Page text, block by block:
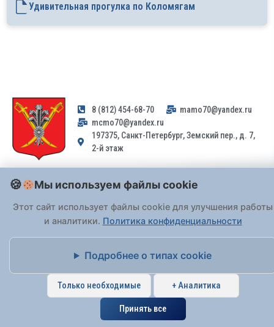
Удивительная прогулка по Коломягам
8 (812) 454-68-70
mamo70@yandex.ru
mcmo70@yandex.ru
197375, Санкт-Петербург, Земский пер., д. 7,
2-й этаж
Заявления и обращения граждан и организаций, поступившие на
адрес email, не могут быть рассмотрены на основании
Федерального закона от 02.05.2006 № 59-ФЗ. Обращения
принимаются только: по почте, черезпортал «Госуслуги» (ЕПГУ)
Мы используем файлы cookie
Этот сайт использует файлы cookie для улучшения работы
и аналитики. Политика конфиденциальности
Подробнее о типах cookie
Только необходимые + Аналитика
Принять все